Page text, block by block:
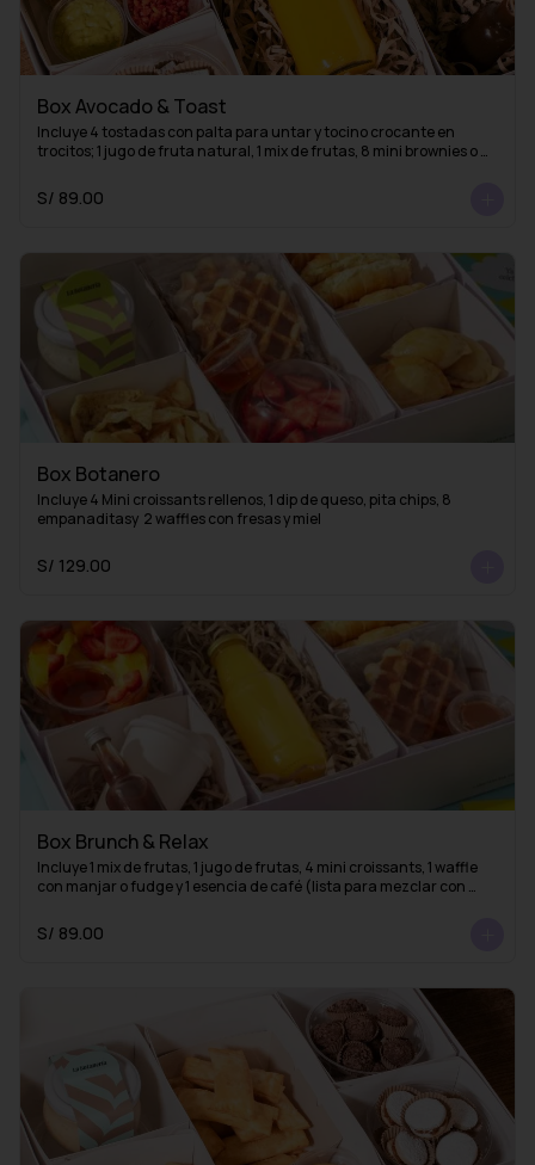
Box Avocado & Toast
Incluye 4 tostadas con palta para untar y tocino crocante en
trocitos; 1 jugo de fruta natural, 1 mix de frutas, 8 mini brownies o
caliente y obtener un delicioso café americano)
S/ 89.00
Box Botanero
Incluye 4 Mini croissants rellenos, 1 dip de queso, pita chips, 8
empanaditasy  2 waffles con fresas y miel
S/ 129.00
Box Brunch & Relax
Incluye 1 mix de frutas, 1 jugo de frutas, 4 mini croissants, 1 waffle
con manjar o fudge y 1 esencia de café (lista para mezclar con
S/ 89.00